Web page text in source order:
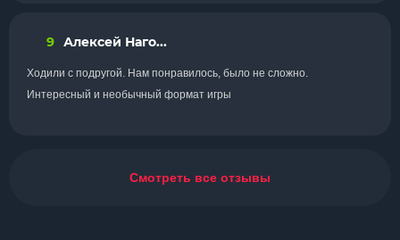
9 Алексей Наго...
Ходили с подругой. Нам понравилось, было не сложно.
Интересный и необычный формат игры
Смотреть все отзывы